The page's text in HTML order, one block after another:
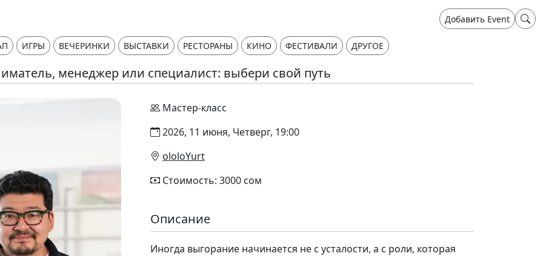
Добавить Event
ИГРЫ ВЕЧЕРИНКИ ВЫСТАВКИ РЕСТОРАНЫ КИНО ФЕСТИВАЛИ ДРУГОЕ
менеджер или специалист: выбери свой путь
Мастер-класс
2026, 11 июня, Четверг, 19:00
ololoYurt
Стоимость: 3000 сом
Описание
Иногда выгорание начинается не с усталости, а с роли, которая